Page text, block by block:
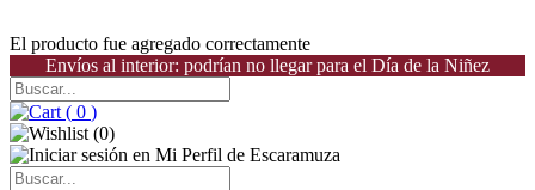
El producto fue agregado correctamente
Envíos al interior: podrían no llegar para el Día de la Niñez
( 0 )
(0)